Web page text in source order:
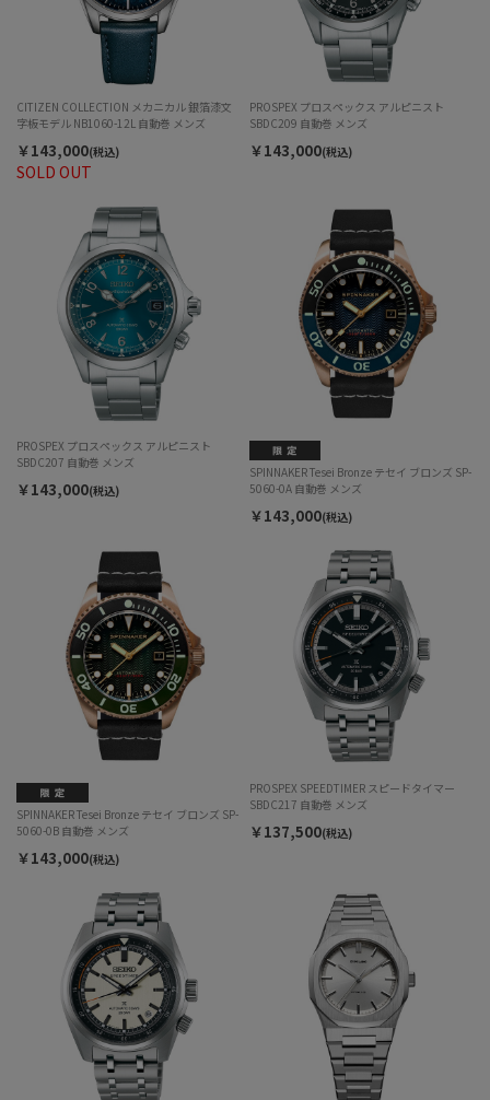
SOLD OUT
CITIZEN COLLECTION メカニカル 銀箔漆文
字板モデル NB1060-12L 自動巻 メンズ
￥143,000(税込)
PROSPEX プロスペックス アルピニスト
SBDC209 自動巻 メンズ
￥143,000(税込)
PROSPEX プロスペックス アルピニスト
SBDC207 自動巻 メンズ
￥143,000(税込)
SPINNAKER Tesei Bronze テセイ ブロンズ SP-
5060-0A 自動巻 メンズ
￥143,000(税込)
SPINNAKER Tesei Bronze テセイ ブロンズ SP-
5060-0B 自動巻 メンズ
￥143,000(税込)
PROSPEX SPEEDTIMER スピードタイマー
SBDC217 自動巻 メンズ
￥137,500(税込)